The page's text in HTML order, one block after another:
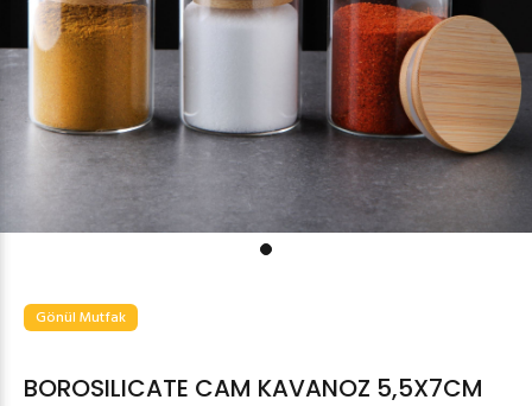
Gönül Mutfak
BOROSILICATE CAM KAVANOZ 5,5X7CM